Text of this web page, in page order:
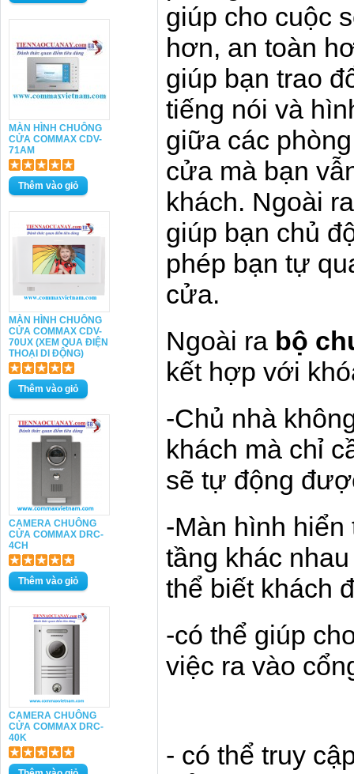
MÀN HÌNH CHUÔNG
CỬA COMMAX CDV-
71AM
MÀN HÌNH CHUÔNG
CỬA COMMAX CDV-
70UX (XEM QUA ĐIỆN
THOẠI DI ĐỘNG)
CAMERA CHUÔNG
CỬA COMMAX DRC-
4CH
CAMERA CHUÔNG
CỬA COMMAX DRC-
40K
giúp cho cuộc
hơn, an toàn
giúp bạn trao
tiếng nói và
giữa các
cửa mà bạn
khách. Ngoài
giúp bạn chủ
phép bạn tự
cửa.
Ngoài ra bộ
kết hợp với
-Chủ nhà
khách mà chỉ
sẽ tự động
-Màn hình
tầng khác
thể biết khách
-có thể giúp
việc ra vào
- có thể truy